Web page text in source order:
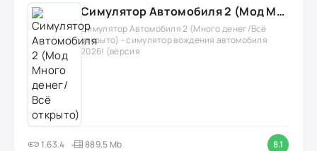
Симулятор Автомобиля 2 (Мод Много денег/Всё открыто)
Симулятор Автомобиля 2 (Много денег/Всё
открыто) - симулятор вождения автомобиля
2026! (версия
1.63.4 889.5 Mb 8.1